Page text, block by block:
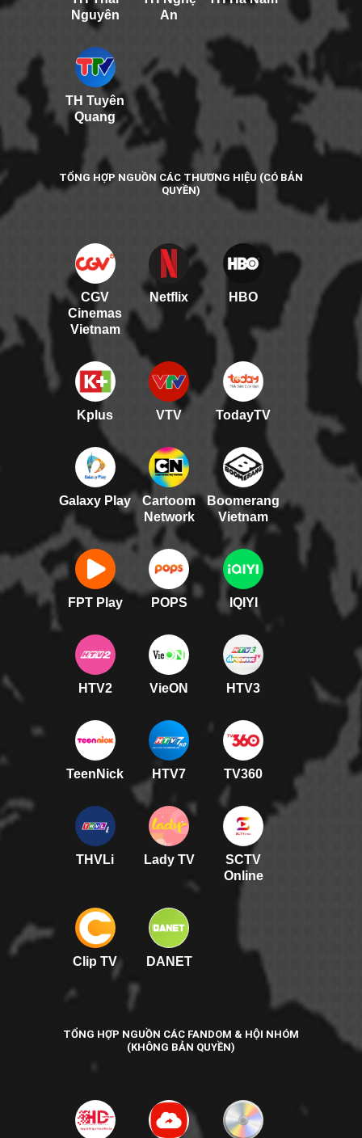
Nguyên
An
TH Tuyên
Quang
TỔNG HỢP NGUỒN CÁC THƯƠNG HIỆU (CÓ BẢN
QUYỀN)
CGV
Cinemas
Vietnam
Netflix HBO
Kplus VTV TodayTV
Galaxy Play
Cartoom
Network
Boomerang
Vietnam
FPT Play POPS IQIYI
HTV2 VieON HTV3
TeenNick HTV7 TV360
THVLi Lady TV
SCTV
Online
Clip TV DANET
TỔNG HỢP NGUỒN CÁC FANDOM & HỘI NHÓM
(KHÔNG BẢN QUYỀN)